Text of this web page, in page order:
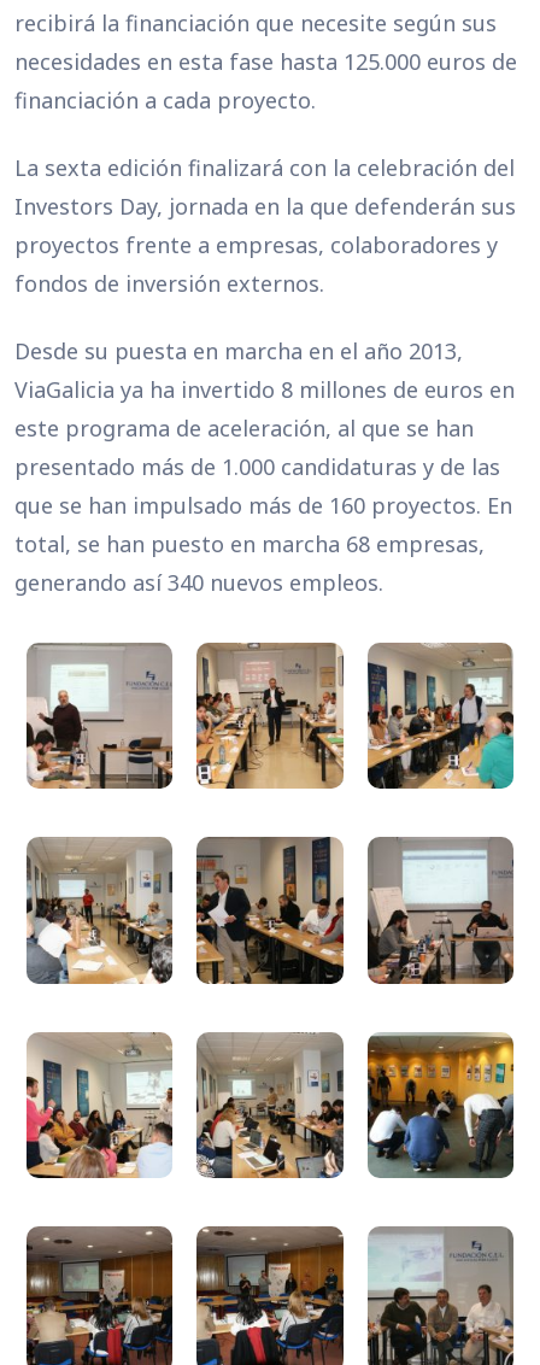
recibirá la financiación que necesite según sus
necesidades en esta fase hasta 125.000 euros de
financiación a cada proyecto.
La sexta edición finalizará con la celebración del
Investors Day, jornada en la que defenderán sus
proyectos frente a empresas, colaboradores y
fondos de inversión externos.
Desde su puesta en marcha en el año 2013,
ViaGalicia ya ha invertido 8 millones de euros en
este programa de aceleración, al que se han
presentado más de 1.000 candidaturas y de las
que se han impulsado más de 160 proyectos. En
total, se han puesto en marcha 68 empresas,
generando así 340 nuevos empleos.